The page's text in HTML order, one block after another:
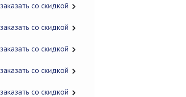
заказать со скидкой
заказать со скидкой
заказать со скидкой
заказать со скидкой
заказать со скидкой